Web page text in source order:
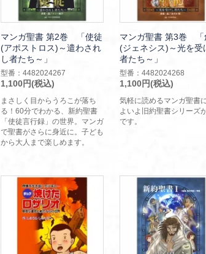
マンガ聖書 第2巻 「使徒
(アポストロス)～遣わされ
し者たち～」
型番：4482024267
1,100円(税込)
まさしく目からうろこが落ち
る！60分でわかる、新約聖書
「使徒言行録」の世界。マンガ
で聖書がさらに身近に。子ども
から大人まで楽しめます。
マンガ聖書 第3巻 「
(ジェネシス)～光を受
者たち～」
型番：4482024268
1,100円(税込)
気軽に読めるマンガ聖書
よいよ旧約聖書シリーズ
です。